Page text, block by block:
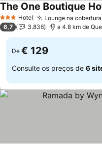
3 EstrelasHotel Lounge na
The One Boutique
6,7 3.836 a 4.8 km de
De € 129
Consulte os preços de 6